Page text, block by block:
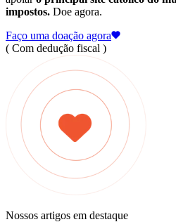
impostos. Doe agora.
Faço uma doação agora
( Com dedução fiscal )
Nossos artigos em destaque